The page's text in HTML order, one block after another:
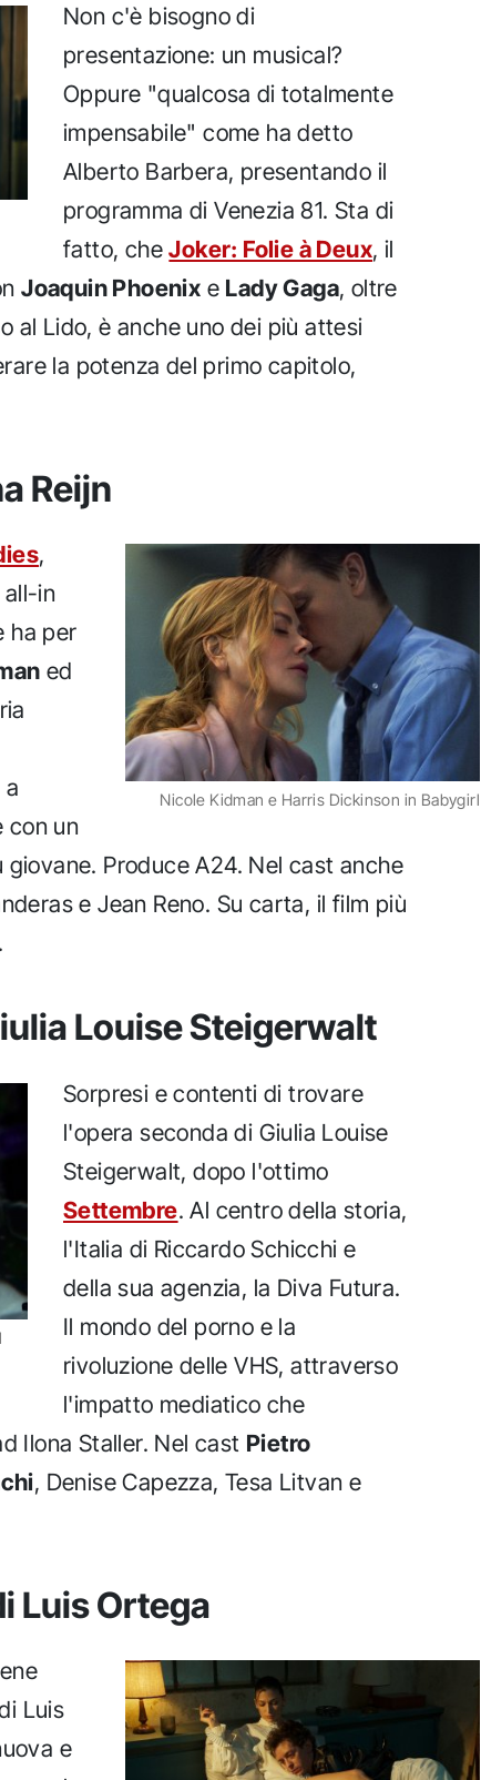
Non c'è bisogno di
presentazione: un musical?
Oppure "qualcosa di totalmente
impensabile" come ha detto
Alberto Barbera, presentando il
programma di Venezia 81. Sta di
fatto, cheJoker: Folie à Deux, il
Joaquin Phoenix e Lady Gaga, oltre
al Lido, è anche uno dei più attesi
la potenza del primo capitolo,
Reijn
Nicole Kidman e Harris Dickinson in Babygirl
,
all-in
ha per
ed
a
con un
Produce A24. Nel cast anche
e Jean Reno. Su carta, il film più
Louise Steigerwalt
Sorpresi e contenti di trovare
l'opera seconda di Giulia Louise
Steigerwalt, dopo l'ottimo
Settembre. Al centro della storia,
l'Italia di Riccardo Schicchi e
della sua agenzia, la Diva Futura.
Il mondo del porno e la
rivoluzione delle VHS, attraverso
l'impatto mediatico che
Ilona Staller. Nel cast Pietro
, Denise Capezza, Tesa Litvan e
Luis Ortega
Luis
e